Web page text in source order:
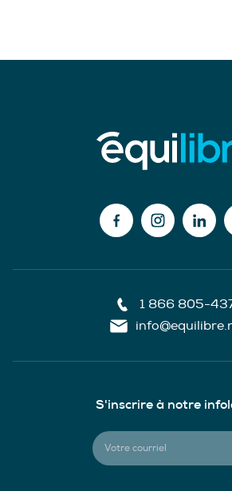
1 866 805-
S'inscrire à notre